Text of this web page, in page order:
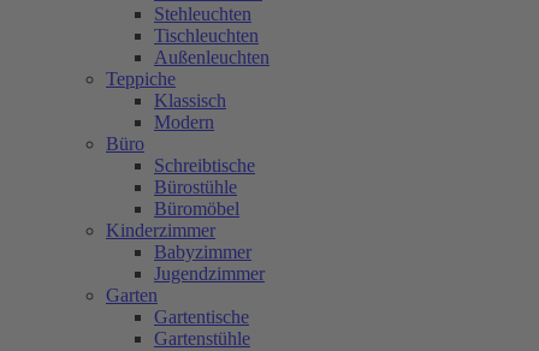
Stehleuchten
Tischleuchten
Außenleuchten
Teppiche
Klassisch
Modern
Büro
Schreibtische
Bürostühle
Büromöbel
Kinderzimmer
Babyzimmer
Jugendzimmer
Garten
Gartentische
Gartenstühle